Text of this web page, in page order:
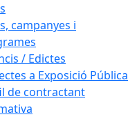
campanyes i
/ Edictes
a Exposició Pública
de contractant